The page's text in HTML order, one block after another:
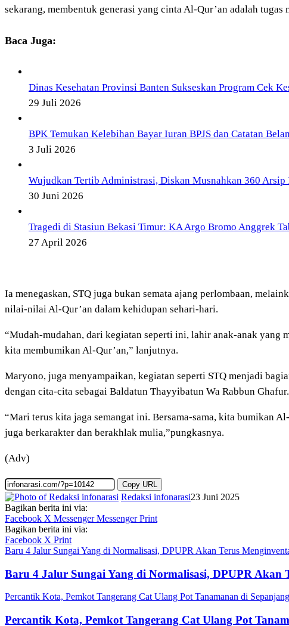
sekarang, membentuk generasi yang cinta Al-Qur’an adalah
Baca Juga:
Dinas Kesehatan Provinsi Banten Sukseskan Program Cek
29 Juli 2026
BPK Temukan Kelebihan Bayar Iuran BPJS dan Catatan
3 Juli 2026
Wujudkan Tertib Administrasi, Diskan Musnahkan 360
30 Juni 2026
Tragedi di Stasiun Bekasi Timur: KA Argo Bromo Anggrek
27 April 2026
Ia menegaskan, STQ juga bukan semata ajang perlombaan,
nilai-nilai Al-Qur’an dalam kehidupan sehari-hari.
“Mudah-mudahan, dari kegiatan seperti ini, lahir anak-anak yang
kita membumikan Al-Qur’an,” lanjutnya.
Maryono, juga menyampaikan, kegiatan seperti STQ menjadi
dengan cita-cita sebagai Baldatun Thayyibatun Wa Rabbun Ghafur.
“Mari terus kita jaga semangat ini. Bersama-sama, kita bumikan
juga berkarakter dan berakhlak mulia,”pungkasnya.
(Adv)
Copy URL
Redaksi infonarasi23 Juni 2025
Bagikan berita ini via:
Facebook X Messenger Messenger Print
Bagikan berita ini via:
Facebook X Print
Baru 4 Jalur Sungai Yang di Normalisasi, DPUPR Akan Terus
Baru 4 Jalur Sungai Yang di Normalisasi, DPUPR Akan
Percantik Kota, Pemkot Tangerang Cat Ulang Pot Tanamanan di
Percantik Kota, Pemkot Tangerang Cat Ulang Pot